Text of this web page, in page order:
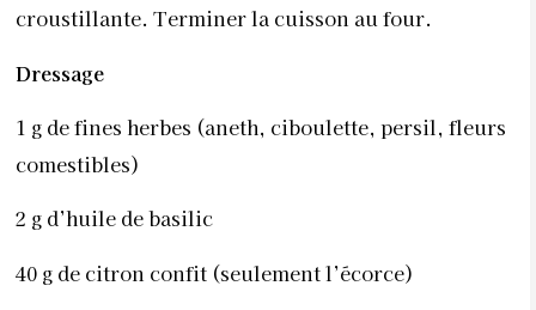
croustillante. Terminer la cuisson au four.
Dressage
1 g de fines herbes (aneth, ciboulette, persil, fleurs
comestibles)
2 g d’huile de basilic
40 g de citron confit (seulement l’écorce)